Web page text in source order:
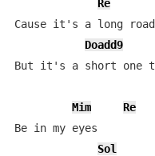
Re
Cause it's a long road
Doadd9
But it's a short one
Mim
Re
Be in my eyes
Sol